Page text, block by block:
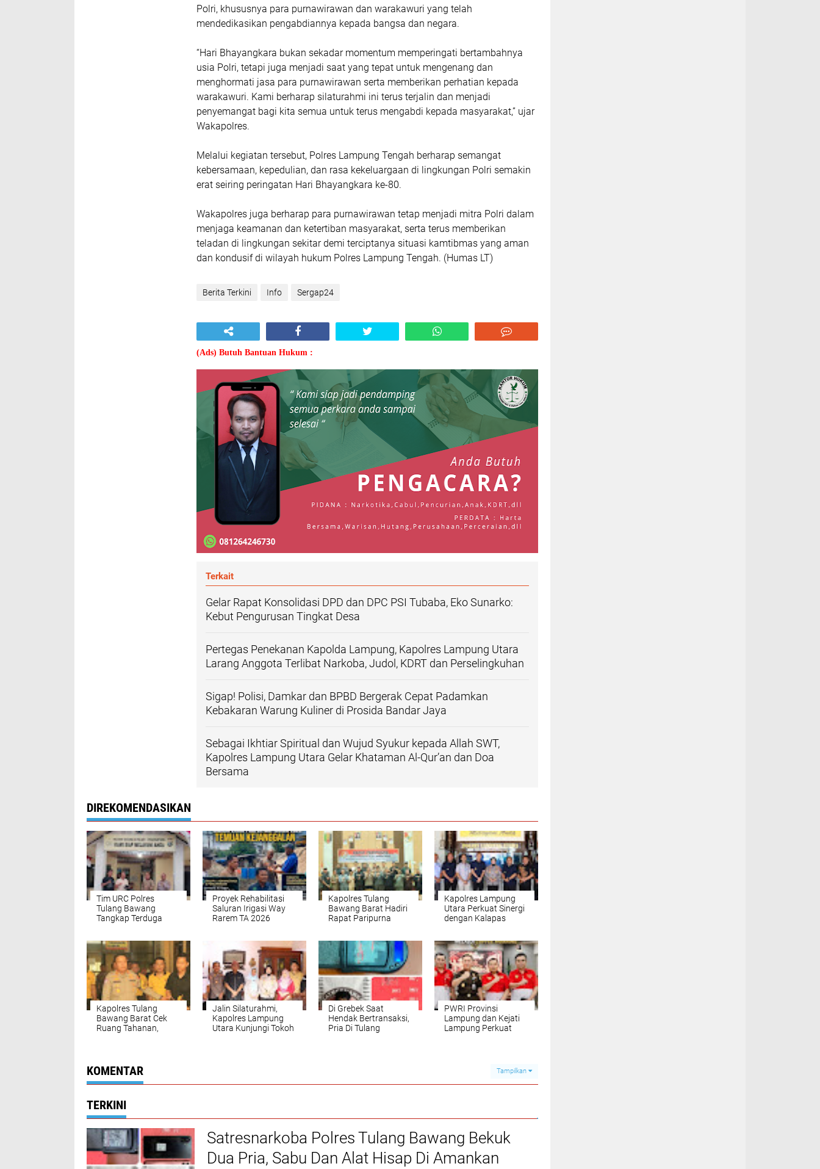
Polri, khususnya para purnawirawan dan warakawuri yang telah
mendedikasikan pengabdiannya kepada bangsa dan negara.
“Hari Bhayangkara bukan sekadar momentum memperingati bertambahnya
usia Polri, tetapi juga menjadi saat yang tepat untuk mengenang dan
menghormati jasa para purnawirawan serta memberikan perhatian kepada
warakawuri. Kami berharap silaturahmi ini terus terjalin dan menjadi
penyemangat bagi kita semua untuk terus mengabdi kepada masyarakat,” ujar
Wakapolres.
Melalui kegiatan tersebut, Polres Lampung Tengah berharap semangat
kebersamaan, kepedulian, dan rasa kekeluargaan di lingkungan Polri semakin
erat seiring peringatan Hari Bhayangkara ke-80.
Wakapolres juga berharap para purnawirawan tetap menjadi mitra Polri dalam
menjaga keamanan dan ketertiban masyarakat, serta terus memberikan
teladan di lingkungan sekitar demi terciptanya situasi kamtibmas yang aman
dan kondusif di wilayah hukum Polres Lampung Tengah. (Humas LT)
Berita Terkini Info Sergap24
(Ads) Butuh Bantuan Hukum :
Terkait
Gelar Rapat Konsolidasi DPD dan DPC PSI Tubaba, Eko Sunarko:
Kebut Pengurusan Tingkat Desa
Pertegas Penekanan Kapolda Lampung, Kapolres Lampung Utara
Larang Anggota Terlibat Narkoba, Judol, KDRT dan Perselingkuhan
Sigap! Polisi, Damkar dan BPBD Bergerak Cepat Padamkan
Kebakaran Warung Kuliner di Prosida Bandar Jaya
Sebagai Ikhtiar Spiritual dan Wujud Syukur kepada Allah SWT,
Kapolres Lampung Utara Gelar Khataman Al-Qur’an dan Doa
Bersama
DIREKOMENDASIKAN
Tim URC Polres
Tulang Bawang
Tangkap Terduga
Bermula Hendak
Menggoreng Tempe
Karena Lapar
Proyek Rehabilitasi
Saluran Irigasi Way
Rarem TA 2026
Kapolres Tulang
Bawang Barat Hadiri
Rapat Paripurna
Tahun 2026
Kapolres Lampung
Utara Perkuat Sinergi
dengan Kalapas
Narkoba dan Pungli
Kapolres Tulang
Bawang Barat Cek
Ruang Tahanan,
Jalin Silaturahmi,
Kapolres Lampung
Utara Kunjungi Tokoh
Di Grebek Saat
Hendak Bertransaksi,
Pria Di Tulang
PWRI Provinsi
Lampung dan Kejati
Lampung Perkuat
KOMENTAR Tampilkan
TERKINI
Satresnarkoba Polres Tulang Bawang Bekuk
Dua Pria, Sabu Dan Alat Hisap Di Amankan